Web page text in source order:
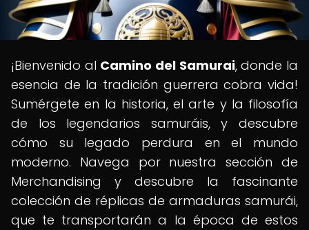
¡Bienvenido al Camino del Samurai, donde la
esencia de la tradición guerrera cobra vida!
Sumérgete en la historia, el arte y la filosofía
de los legendarios samuráis, y descubre
cómo su legado perdura en el mundo
moderno. Navega por nuestra sección de
Merchandising y descubre la fascinante
colección de réplicas de armaduras samurái,
que te transportarán a la época de estos